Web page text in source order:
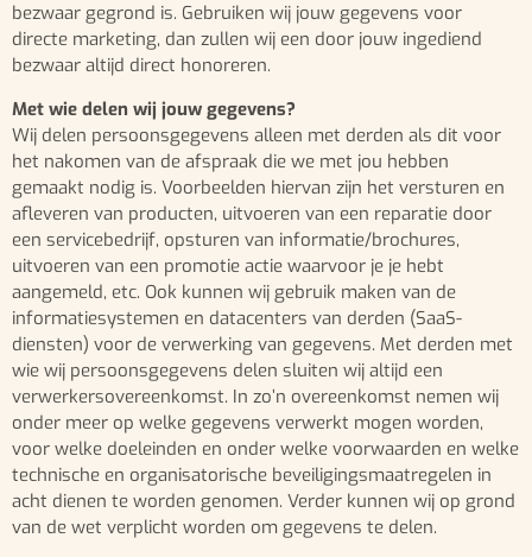
bezwaar gegrond is. Gebruiken wij jouw gegevens voor
directe marketing, dan zullen wij een door jouw ingediend
bezwaar altijd direct honoreren.
Met wie delen wij jouw gegevens?
Wij delen persoonsgegevens alleen met derden als dit voor
het nakomen van de afspraak die we met jou hebben
gemaakt nodig is. Voorbeelden hiervan zijn het versturen en
afleveren van producten, uitvoeren van een reparatie door
een servicebedrijf, opsturen van informatie/brochures,
uitvoeren van een promotie actie waarvoor je je hebt
aangemeld, etc. Ook kunnen wij gebruik maken van de
informatiesystemen en datacenters van derden (SaaS-
diensten) voor de verwerking van gegevens. Met derden met
wie wij persoonsgegevens delen sluiten wij altijd een
verwerkersovereenkomst. In zo’n overeenkomst nemen wij
onder meer op welke gegevens verwerkt mogen worden,
voor welke doeleinden en onder welke voorwaarden en welke
technische en organisatorische beveiligingsmaatregelen in
acht dienen te worden genomen. Verder kunnen wij op grond
van de wet verplicht worden om gegevens te delen.